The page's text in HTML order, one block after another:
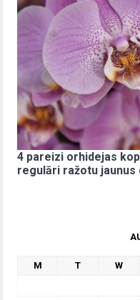
4 pareizi orhidejas
regulāri ražotu jaunus
M T W